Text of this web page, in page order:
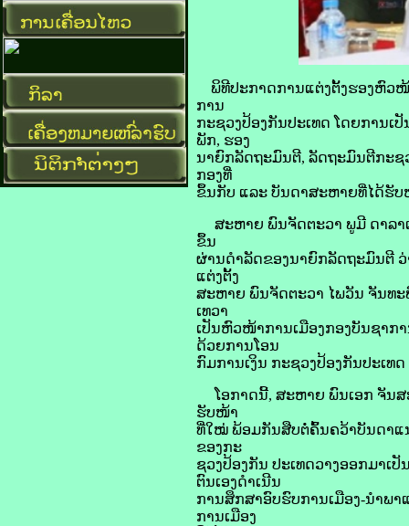
ພິທີປະກາດການແຕ່ງຕັ້ງຮອງຫົວໜ້
ການ
ກະຊວງປ້ອງກັນປະເທດ ໂດຍການ
ພັກ, ຮອງ
ນາຍົກລັດຖະມົນຕີ, ລັດຖະມົນຕີກະຊ
ກອງທີ່
ຂຶ້ນກັບ ແລະ ບັນດາສະຫາຍທີ່ໄດ້ຮັ
ສະຫາຍ ພົນຈັດຕະວາ ພູມີ ດາລາ
ຂຶ້ນ
ຜ່ານດຳລັດຂອງນາຍົກລັດຖະມົນຕີ
ແຕ່ງຕັ້ງ
ສະຫາຍ ພົນຈັດຕະວາ ໄພວັນ ຈັນທ
ເທວາ
ເປັນຫົວໜ້າການເມືອງກອງບັນຊາກ
ດ້ວຍການໂອນ
ກົມການເງິນ ກະຊວງປ້ອງກັນປະເ
ໂອກາດນີ້, ສະຫາຍ ພົນເອກ ຈັນ
ຮັບໜ້າ
ທີ່ໃໝ່ ພ້ອມກັນສືບຕໍ່ຄົ້ນຄວ້າບັນດາແ
ຂອງກະ
ຊວງປ້ອງກັນ ປະເທດວາງອອກມາເ
ຕົນເອງດຳເນີນ
ການສຶກສາອົບຮົບການເມືອງ-ນຳພ
ການເມືອງ